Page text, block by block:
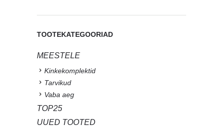
TOOTEKATEGOORIAD
MEESTELE
Kinkekomplektid
Tarvikud
Vaba aeg
TOP25
UUED TOOTED